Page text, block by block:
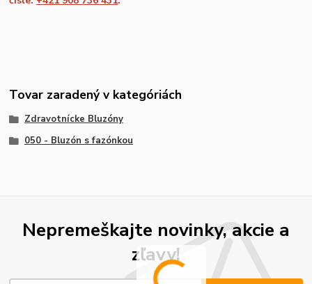
Tovar zaradený v kategóriách
Zdravotnícke Bluzóny
050 - Bluzón s fazónkou
Nepremeškajte novinky, akcie a
zľavy!